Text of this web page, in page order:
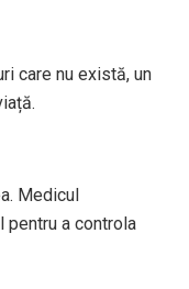
care nu există, un
Medicul
pentru a controla